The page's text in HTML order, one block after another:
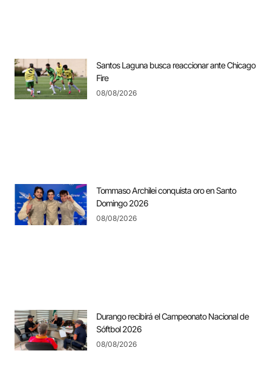
Santos Laguna busca reaccionar ante Chicago
Fire
08/08/2026
Tommaso Archilei conquista oro en Santo
Domingo 2026
08/08/2026
Durango recibirá el Campeonato Nacional de
Sóftbol 2026
08/08/2026